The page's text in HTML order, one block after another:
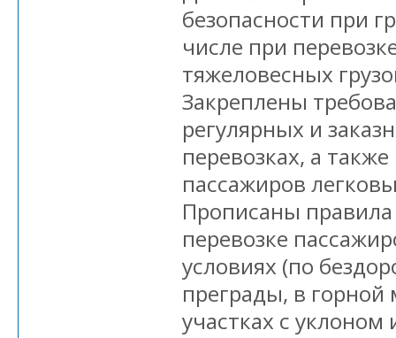
безопасности при
числе при
тяжеловесных
Закреплены
регулярных и
перевозках, а
пассажиров
Прописаны
перевозке
условиях (по
преграды, в горной
участках с уклоном